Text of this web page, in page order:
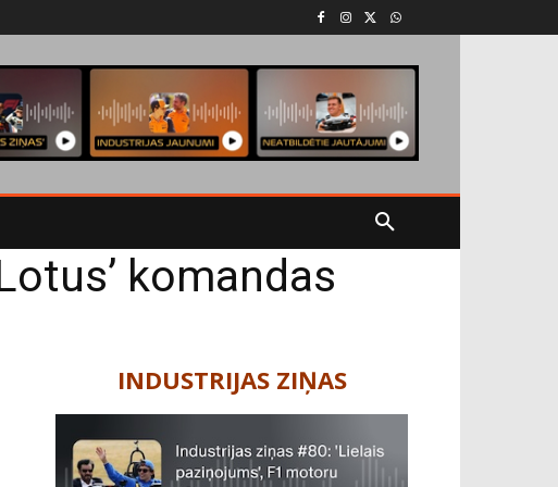
komandas
INDUSTRIJAS ZIŅAS